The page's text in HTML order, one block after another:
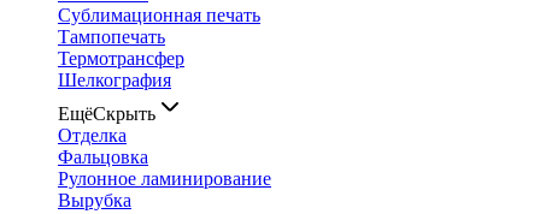
Сублимационная печать
Тампопечать
Термотрансфер
Шелкография
ЕщёСкрыть
Отделка
Фальцовка
Рулонное ламинирование
Вырубка